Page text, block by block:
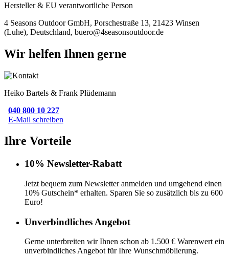
Hersteller & EU verantwortliche Person
4 Seasons Outdoor GmbH, Porschestraße 13, 21423 Winsen
(Luhe), Deutschland, buero@4seasonsoutdoor.de
Wir helfen Ihnen gerne
Heiko Bartels & Frank Plüdemann
040 800 10 227
E-Mail schreiben
Ihre Vorteile
10% Newsletter-Rabatt
Jetzt bequem zum Newsletter anmelden und umgehend einen
10% Gutschein* erhalten. Sparen Sie so zusätzlich bis zu 600
Euro!
Unverbindliches Angebot
Gerne unterbreiten wir Ihnen schon ab 1.500 € Warenwert ein
unverbindliches Angebot für Ihre Wunschmöblierung.